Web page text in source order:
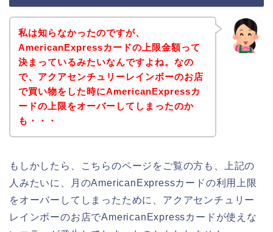
私は知らなかったのですが、
AmericanExpressカードの上限金額って
決まっているみたいなんですよね。なの
で、アクアセンチュリーレインボーのお店
で買い物をした時にAmericanExpressカ
ードの上限をオーバーしてしまったのか
も・・・
もしかしたら、こちらのページをご覧の方も、上記の
人みたいに、月のAmericanExpressカードの利用上限
をオーバーしてしまったために、アクアセンチュリー
レインボーのお店でAmericanExpressカードが使えな